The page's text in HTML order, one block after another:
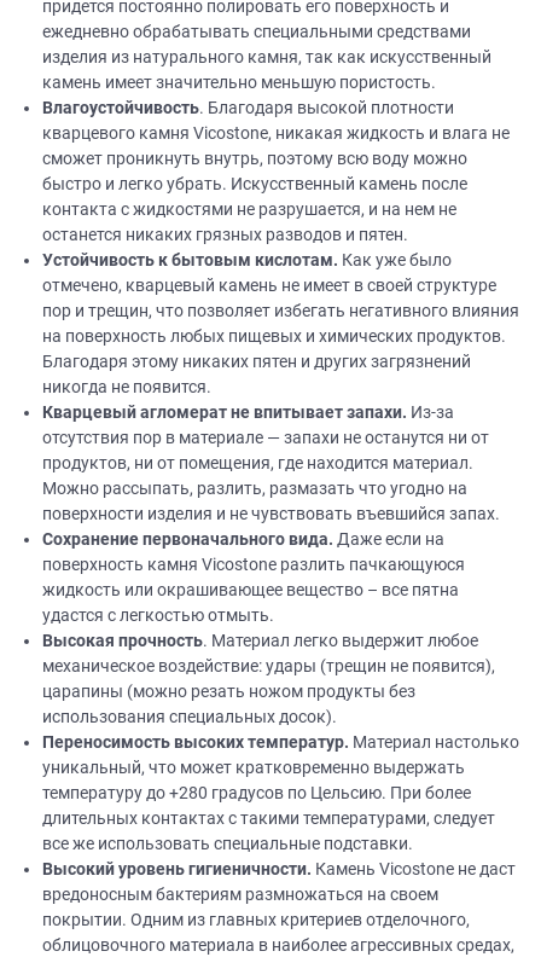
придется постоянно полировать его поверхность и
ежедневно обрабатывать специальными средствами
изделия из натурального камня, так как искусственный
камень имеет значительно меньшую пористость.
Влагоустойчивость. Благодаря высокой плотности
кварцевого камня Vicostone, никакая жидкость и влага не
сможет проникнуть внутрь, поэтому всю воду можно
быстро и легко убрать. Искусственный камень после
контакта с жидкостями не разрушается, и на нем не
останется никаких грязных разводов и пятен.
Устойчивость к бытовым кислотам. Как уже было
отмечено, кварцевый камень не имеет в своей структуре
пор и трещин, что позволяет избегать негативного влияния
на поверхность любых пищевых и химических продуктов.
Благодаря этому никаких пятен и других загрязнений
никогда не появится.
Кварцевый агломерат не впитывает запахи. Из-за
отсутствия пор в материале — запахи не останутся ни от
продуктов, ни от помещения, где находится материал.
Можно рассыпать, разлить, размазать что угодно на
поверхности изделия и не чувствовать въевшийся запах.
Сохранение первоначального вида. Даже если на
поверхность камня Vicostone разлить пачкающуюся
жидкость или окрашивающее вещество – все пятна
удастся с легкостью отмыть.
Высокая прочность. Материал легко выдержит любое
механическое воздействие: удары (трещин не появится),
царапины (можно резать ножом продукты без
использования специальных досок).
Переносимость высоких температур. Материал настолько
уникальный, что может кратковременно выдержать
температуру до +280 градусов по Цельсию. При более
длительных контактах с такими температурами, следует
все же использовать специальные подставки.
Высокий уровень гигиеничности. Камень Vicostone не даст
вредоносным бактериям размножаться на своем
покрытии. Одним из главных критериев отделочного,
облицовочного материала в наиболее агрессивных средах,